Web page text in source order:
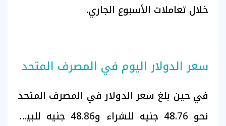
خلال تعاملات الأسبوع الجاري.
سعر الدولار اليوم في المصرف المتحد
في حين بلغ سعر الدولار في المصرف المتحد
نحو 48 .76 جنيه للشراء و48.86
جنيه للبيع،